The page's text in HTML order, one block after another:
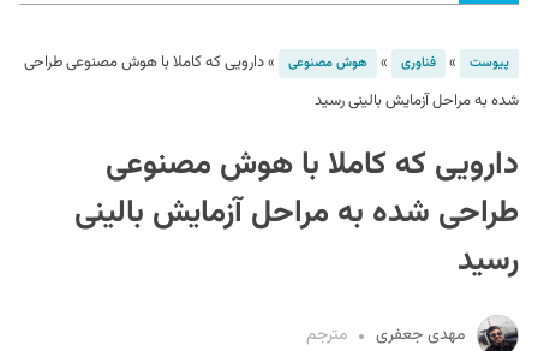
پیوست » فناوری » هوش مصنوعی »دارویی که کاملا با هوش مصنوعی طراحی
شده به مراحل آزمایش بالینی رسید
دارویی که کاملا با هوش مصنوعی
طراحی شده به مراحل آزمایش بالینی
رسید
مهدی جعفری مترجم